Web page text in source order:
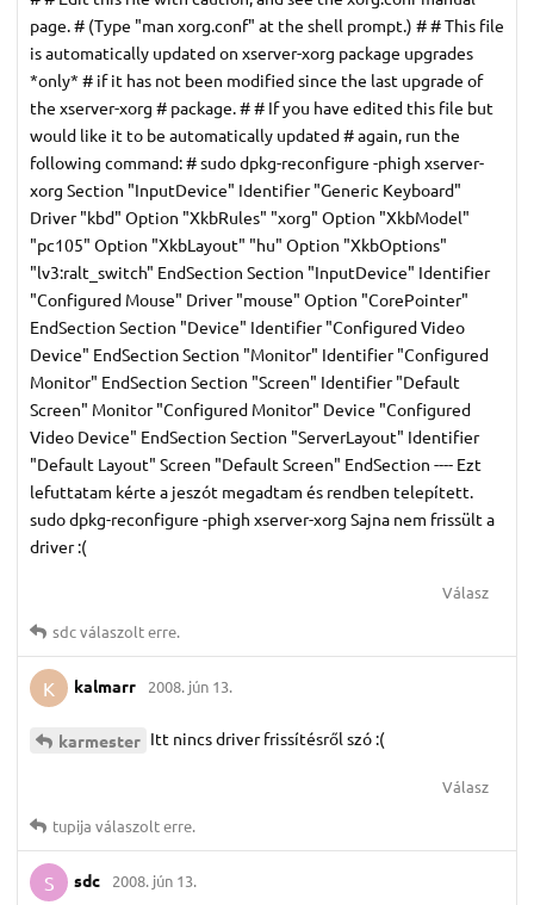
page. # (Type "man xorg.conf" at the shell prompt.) # # This file
is automatically updated on xserver-xorg package upgrades
*only* # if it has not been modified since the last upgrade of
the xserver-xorg # package. # # If you have edited this file but
would like it to be automatically updated # again, run the
following command: # sudo dpkg-reconfigure -phigh xserver-
xorg Section "InputDevice" Identifier "Generic Keyboard"
Driver "kbd" Option "XkbRules" "xorg" Option "XkbModel"
"pc105" Option "XkbLayout" "hu" Option "XkbOptions"
"lv3:ralt_switch" EndSection Section "InputDevice" Identifier
"Configured Mouse" Driver "mouse" Option "CorePointer"
EndSection Section "Device" Identifier "Configured Video
Device" EndSection Section "Monitor" Identifier "Configured
Monitor" EndSection Section "Screen" Identifier "Default
Screen" Monitor "Configured Monitor" Device "Configured
Video Device" EndSection Section "ServerLayout" Identifier
"Default Layout" Screen "Default Screen" EndSection ---- Ezt
lefuttatam kérte a jeszót megadtam és rendben telepített.
sudo dpkg-reconfigure -phigh xserver-xorg Sajna nem frissült a
driver :(
Válasz
sdcválaszolt erre.
K kalmarr 2008. jún 13.
karmester Itt nincs driver frissítésről szó :(
Válasz
tupija válaszolt erre.
S sdc 2008. jún 13.